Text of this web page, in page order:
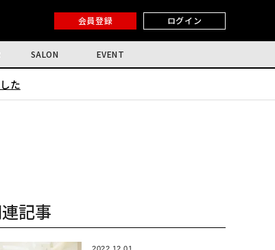
会員登録 ログイン
SALON EVENT
た
記事